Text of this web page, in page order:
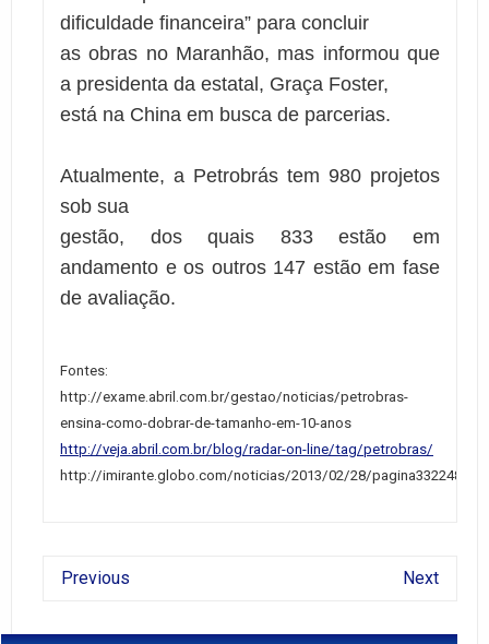
dificuldade financeira” para concluir
as obras no Maranhão, mas informou que
a presidenta da estatal, Graça Foster,
está na China em busca de parcerias.
Atualmente, a Petrobrás tem 980 projetos
sob sua
gestão, dos quais 833 estão em
andamento e os outros 147 estão em fase
de avaliação.
Fontes:
http://exame.abril.com.br/gestao/noticias/petrobras-
ensina-como-dobrar-de-tamanho-em-10-anos
http://veja.abril.com.br/blog/radar-on-line/tag/petrobras/
http://imirante.globo.com/noticias/2013/02/28/
Previous Next